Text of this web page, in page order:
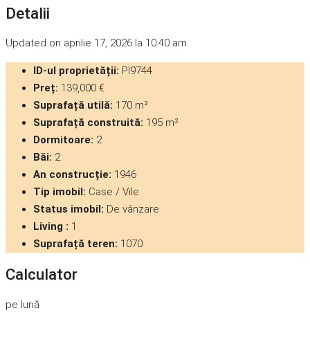
Detalii
Updated on aprilie 17, 2026 la 10:40 am
ID-ul proprietății: PI9744
Preț: 139,000 €
Suprafață utilă: 170 m²
Suprafață construită: 195 m²
Dormitoare: 2
Băi: 2
An construcție: 1946
Tip imobil: Case / Vile
Status imobil: De vânzare
Living : 1
Suprafață teren: 1070
Calculator
pe lună